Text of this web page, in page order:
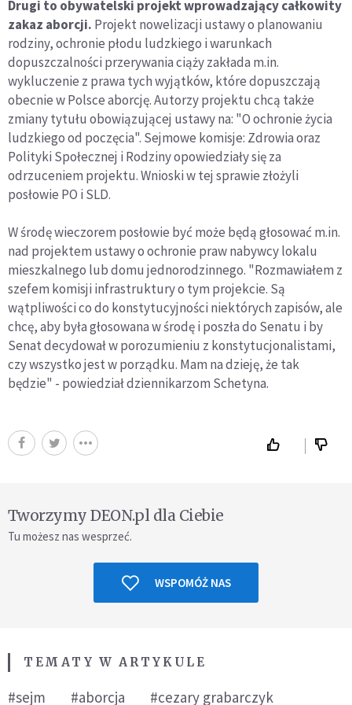
Drugi to obywatelski projekt wprowadzający całkowity
zakaz aborcji. Projekt nowelizacji ustawy o planowaniu
rodziny, ochronie płodu ludzkiego i warunkach
dopuszczalności przerywania ciąży zakłada m.in.
wykluczenie z prawa tych wyjątków, które dopuszczają
obecnie w Polsce aborcję. Autorzy projektu chcą także
zmiany tytułu obowiązującej ustawy na: "O ochronie życia
ludzkiego od poczęcia". Sejmowe komisje: Zdrowia oraz
Polityki Społecznej i Rodziny opowiedziały się za
odrzuceniem projektu. Wnioski w tej sprawie złożyli
posłowie PO i SLD.
W środę wieczorem posłowie być może będą głosować m.in.
nad projektem ustawy o ochronie praw nabywcy lokalu
mieszkalnego lub domu jednorodzinnego. "Rozmawiałem z
szefem komisji infrastruktury o tym projekcie. Są
wątpliwości co do konstytucyjności niektórych zapisów, ale
chcę, aby była głosowana w środę i poszła do Senatu i by
Senat decydował w porozumieniu z konstytucjonalistami,
czy wszystko jest w porządku. Mam na dzieję, że tak
będzie" - powiedział dziennikarzom Schetyna.
Tworzymy DEON.pl dla Ciebie
Tu możesz nas wesprzeć.
WSPOMÓŻ NAS
TEMATY W ARTYKULE
#sejm #aborcja #cezary grabarczyk